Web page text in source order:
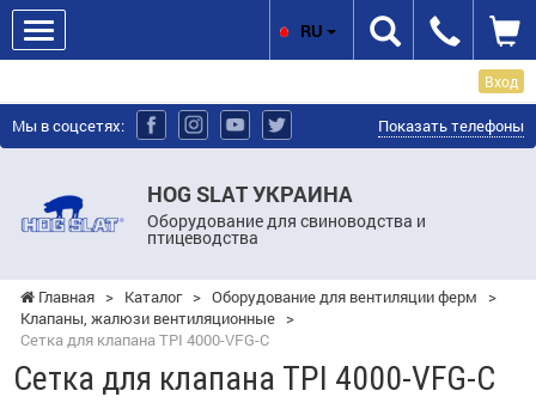
Вход
Мы в соцсетях: Показать телефоны
HOG SLAT УКРАИНА
Оборудование для свиноводства и
птицеводства
RU
Главная > Каталог > Оборудование для вентиляции ферм
>
Клапаны, жалюзи вентиляционные >
Сетка для клапана TPI 4000-VFG-C
Сетка для клапана TPI 4000-VFG-C